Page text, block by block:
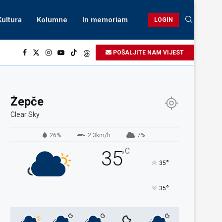
Kolumne In memoriam LOGIN
POŠALJITE NAM VIJEST
Žepče
Clear Sky
26% 2.3km/h 7%
35°C
35°
35°